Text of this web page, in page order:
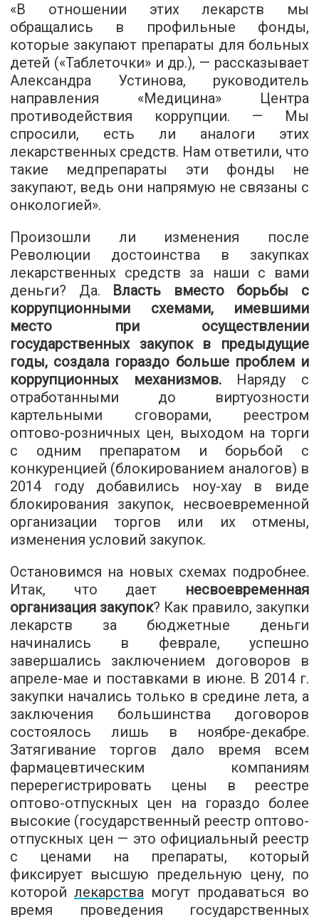
«В отношении этих лекарств мы
обращались в профильные фонды,
которые закупают препараты для больных
детей («Таблеточки» и др.), — рассказывает
Александра Устинова, руководитель
направления «Медицина» Центра
противодействия коррупции. — Мы
спросили, есть ли аналоги этих
лекарственных средств. Нам ответили, что
такие медпрепараты эти фонды не
закупают, ведь они напрямую не связаны с
онкологией».
Произошли ли изменения после
Революции достоинства в закупках
лекарственных средств за наши с вами
деньги? Да. Власть вместо борьбы с
коррупционными схемами, имевшими
место при осуществлении
государственных закупок в предыдущие
годы, создала гораздо больше проблем и
коррупционных механизмов.Наряду с
отработанными до виртуозности
картельными сговорами, реестром
оптово-розничных цен, выходом на торги
с одним препаратом и борьбой с
конкуренцией (блокированием аналогов) в
2014 году добавились ноу-хау в виде
блокирования закупок, несвоевременной
организации торгов или их отмены,
изменения условий закупок.
Остановимся на новых схемах подробнее.
Итак, что дает несвоевременная
организация закупок? Как правило, закупки
лекарств за бюджетные деньги
начинались в феврале, успешно
завершались заключением договоров в
апреле-мае и поставками в июне. В 2014 г.
закупки начались только в средине лета, а
заключения большинства договоров
состоялось лишь в ноябре-декабре.
Затягивание торгов дало время всем
фармацевтическим компаниям
перерегистрировать цены в реестре
оптово-отпускных цен на гораздо более
высокие (государственный реестр оптово-
отпускных цен — это официальный реестр
с ценами на препараты, который
фиксирует высшую предельную цену, по
которой лекарства могут продаваться во
время проведения государственных